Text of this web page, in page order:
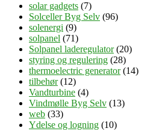
solar gadgets (7)
Solceller Byg Selv (96)
solenergi (9)
solpanel (71)
Solpanel laderegulator(20)
styring og regulering (28)
thermoelectric generator(14)
tilbehør(12)
Vandturbine (4)
Vindmølle Byg Selv (13)
web (33)
Ydelse og logning (10)